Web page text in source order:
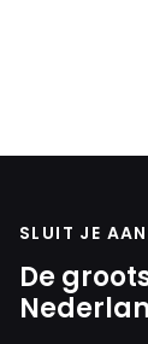
SLUIT JE
De